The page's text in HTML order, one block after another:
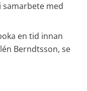
samarbete med
en tid innan
Berndtsson, se